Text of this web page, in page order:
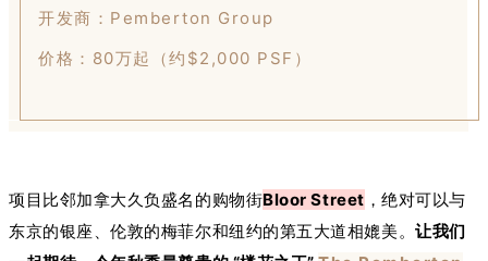
开发商：Pemberton Group
价格：80万起（约$2,000 PSF）
项目比邻加拿大久负盛名的购物街Bloor Street ，绝对可以与
东京的银座、伦敦的梅菲尔和纽约的第五大道相媲美。让我们